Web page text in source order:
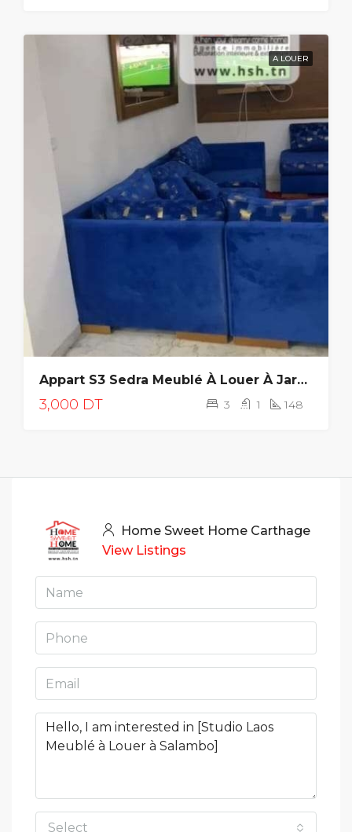
A LOUER
Appart S3 Sedra Meublé À Louer À Jardins De Carthage
3,000 DT 3 1 148
Home Sweet Home Carthage
View Listings
Select